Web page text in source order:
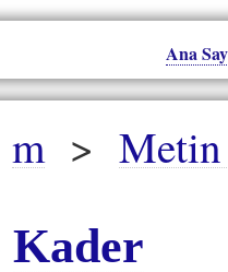
Ana
m > Metin
Kader